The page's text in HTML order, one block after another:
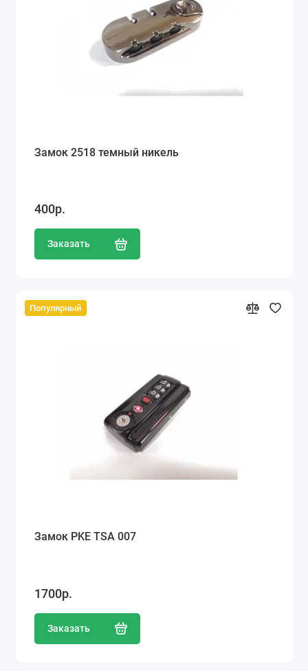
Замок 2518 темный никель
400р.
Заказать
Популярный
Замок PKE TSA 007
1700р.
Заказать